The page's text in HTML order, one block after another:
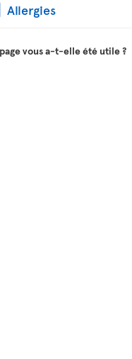
Allergies
vous a-t-elle été utile ?